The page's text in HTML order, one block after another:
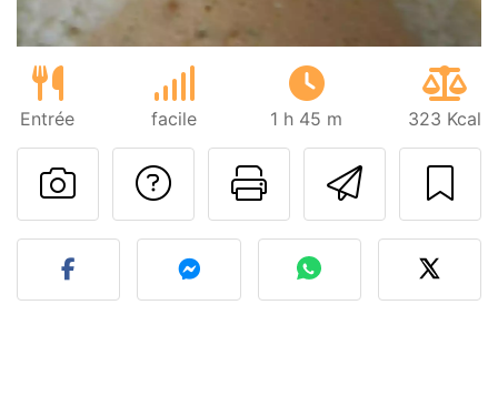
Entrée facile 1 h 45 m 323 Kcal
Imprimer
Poser une
Publier votre photo de